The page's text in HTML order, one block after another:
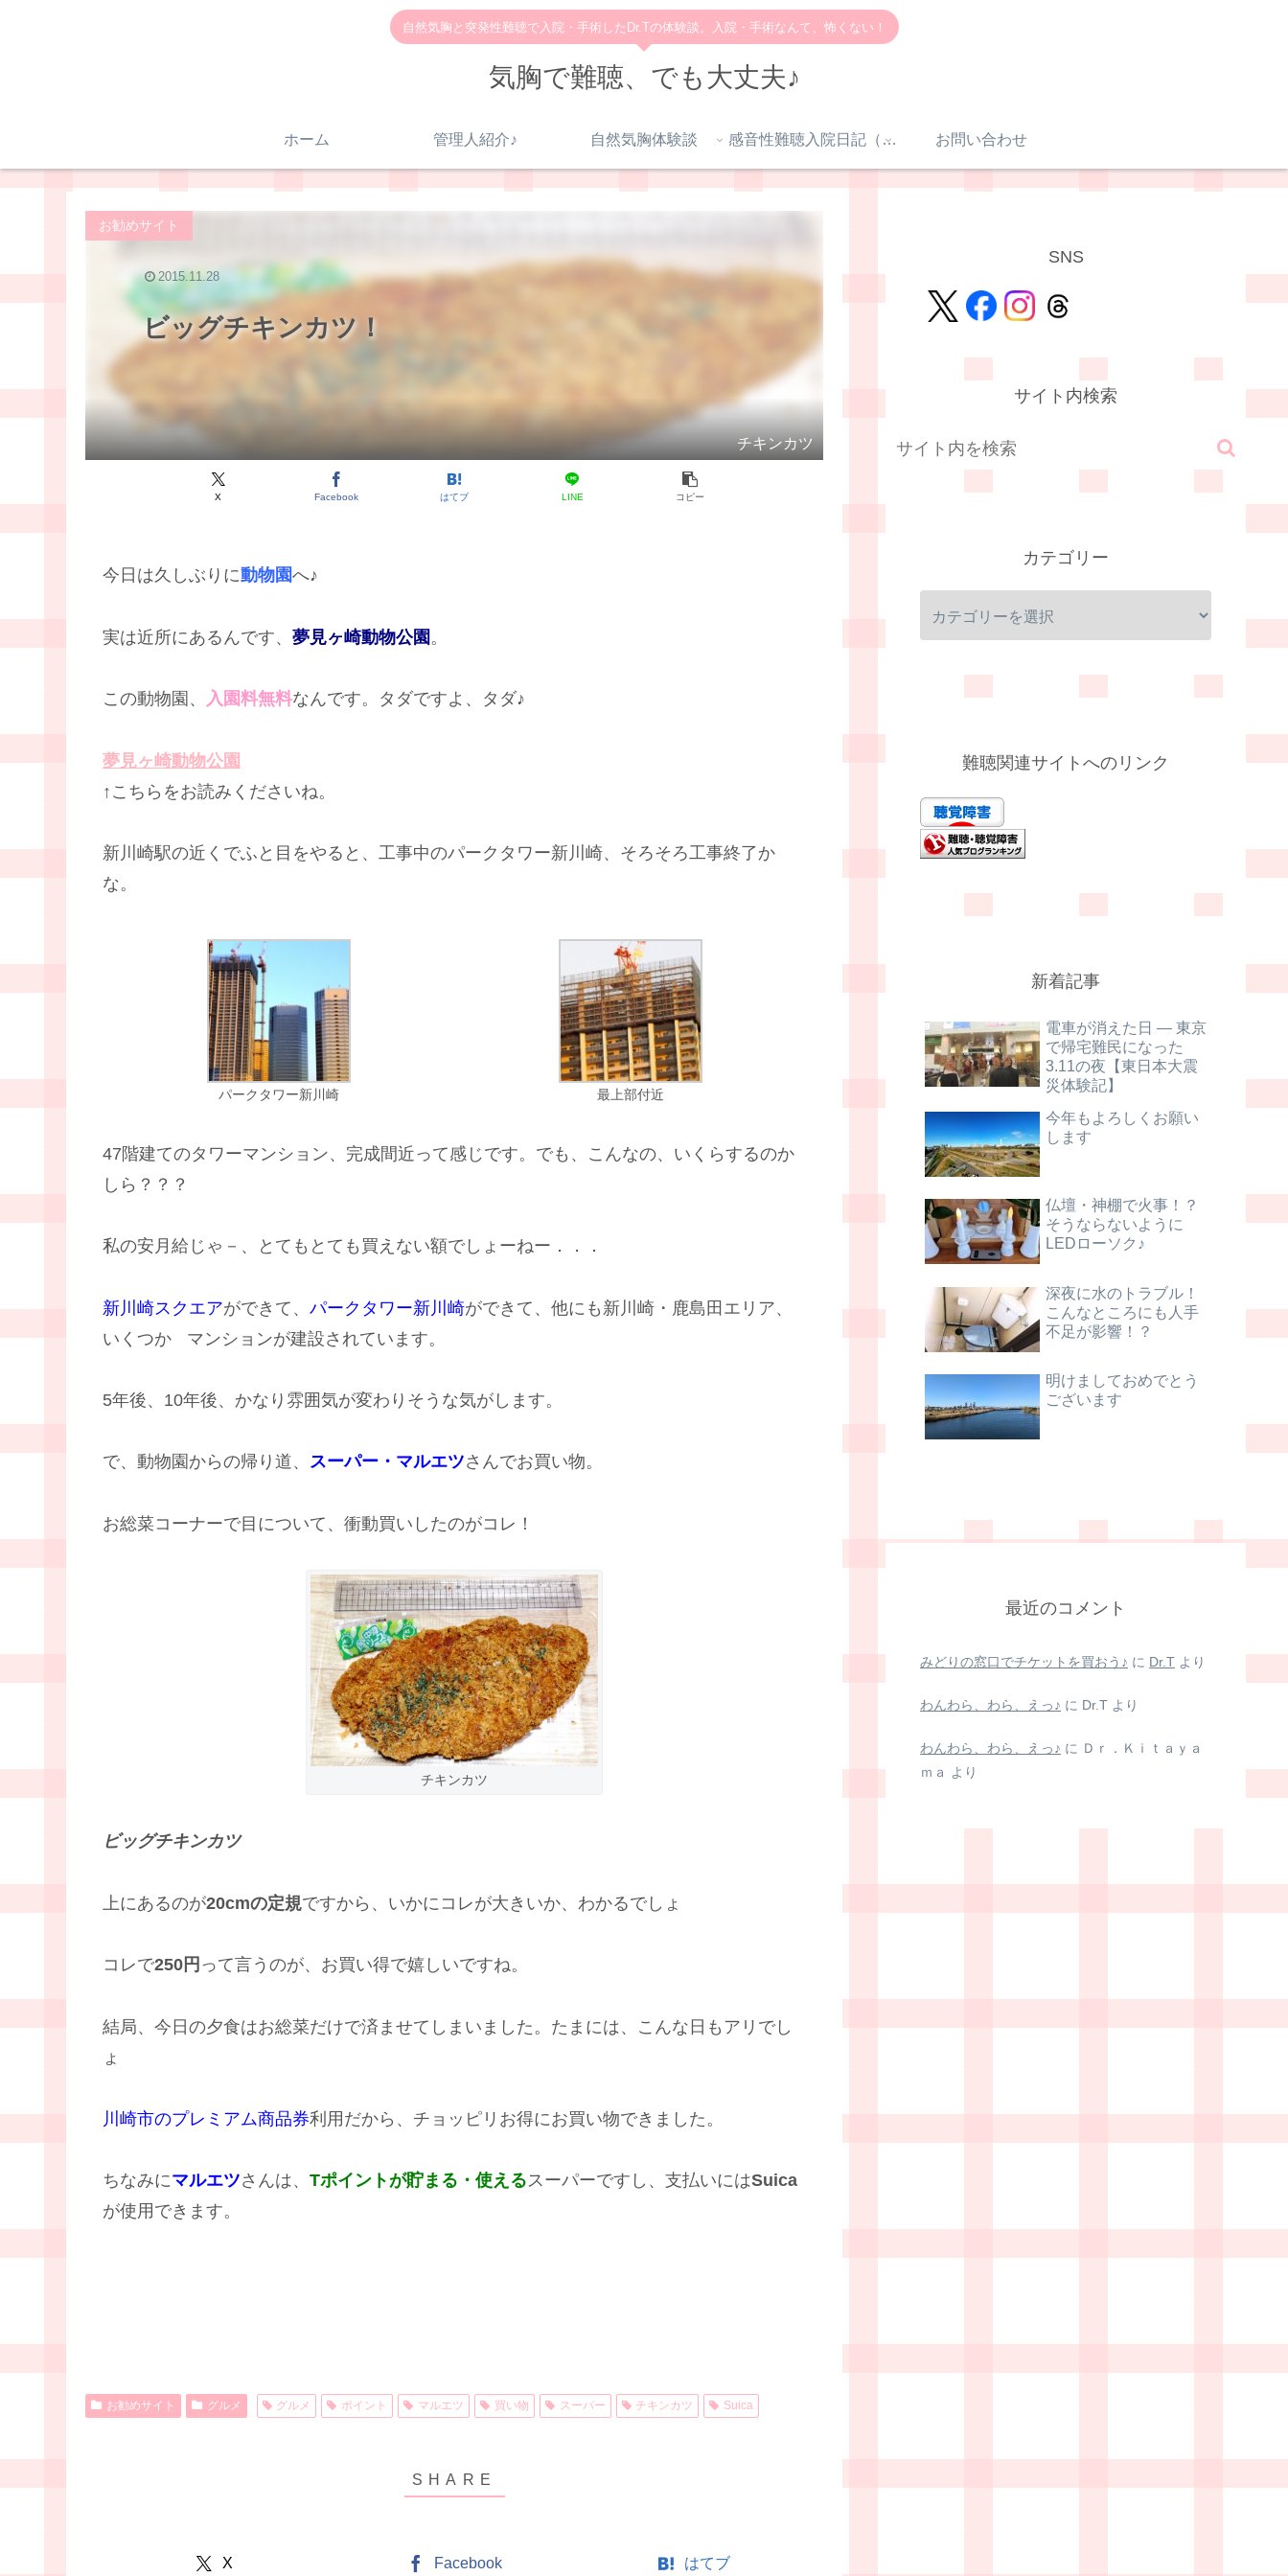
自然気胸と突発性難聴で入院・手術したDr.Tの体験談。入院・手術なんて、怖くない！
気胸で難聴、でも大丈夫♪
ホーム 管理人紹介♪ 自然気胸体験談 感音性難聴入院日記（体験談） お問い合わせ
ビッグチキンカツ！
お勧めサイト
チキンカツ
X Facebook はてブ LINE コピー
2015.11.28
今日は久しぶりに動物園へ♪
実は近所にあるんです、 夢見ヶ崎動物公園 。
この動物園、 入園料無料なんです。タダですよ、タダ♪
夢見ヶ崎動物公園
↑こちらをお読みくださいね。
新川崎駅の近くでふと目をやると、工事中のパークタワー新川崎、そろそろ工事終了か
な。
パークタワー新川崎 最上部付近
47階建てのタワーマンション、完成間近って感じです。でも、こんなの、いくらするのか
しら？？？
私の安月給じゃ－、とてもとても買えない額でしょーねー．．．
新川崎スクエアができて、 パークタワー新川崎ができて、他にも新川崎・鹿島田エリア、
いくつか
マンションが建設されています。
5年後、10年後、かなり雰囲気が変わりそうな気がします。
で、動物園からの帰り道、 スーパー・マルエツさんでお買い物。
お総菜コーナーで目について、衝動買いしたのがコレ！
チキンカツ
ビッグチキンカツ
上にあるのが20cmの定規ですから、いかにコレが大きいか、わかるでしょ
コレで250円 って言うのが、お買い得で嬉しいですね。
結局、今日の夕食はお総菜だけで済ませてしまいました。たまには、こんな日もアリでし
ょ
川崎市のプレミアム商品券利用だから、チョッピリお得にお買い物できました。
ちなみにマルエツさんは、 Tポイントが貯まる・使えるスーパーですし、支払いにはSuica
が使用できます。
お勧めサイト グルメ グルメ ポイント マルエツ 買い物 スーパー チキンカツ Suica
X Facebook はてブ
SNS
サイト内検索
カテゴリー
難聴関連サイトへのリンク
新着記事
電車が消えた日 ― 東京
で帰宅難民になった
3.11の夜【東日本大震
災体験記】
今年もよろしくお願い
します
仏壇・神棚で火事！？
そうならないように
LEDローソク♪
深夜に水のトラブル！
こんなところにも人手
不足が影響！？
明けましておめでとう
ございます
最近のコメント
みどりの窓口でチケットを買おう♪ に Dr.T より
わんわら、わら、えっ♪ に Dr.T より
わんわら、わら、えっ♪ に Ｄｒ．Ｋｉｔａｙａ
ｍａ
より